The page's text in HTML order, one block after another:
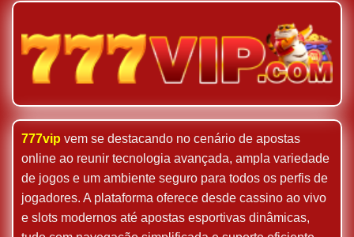
777vip vem se destacando no cenário de apostas
online ao reunir tecnologia avançada, ampla variedade
de jogos e um ambiente seguro para todos os perfis de
jogadores. A plataforma oferece desde cassino ao vivo
e slots modernos até apostas esportivas dinâmicas,